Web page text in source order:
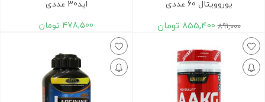
یوروویتال 60 عددی
891,000
855,400 تومان
اید30 عددی
478,500 تومان